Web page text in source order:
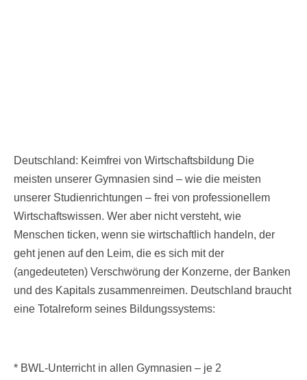
Deutschland: Keimfrei von Wirtschaftsbildung Die
meisten unserer Gymnasien sind – wie die meisten
unserer Studienrichtungen – frei von professionellem
Wirtschaftswissen. Wer aber nicht versteht, wie
Menschen ticken, wenn sie wirtschaftlich handeln, der
geht jenen auf den Leim, die es sich mit der
(angedeuteten) Verschwörung der Konzerne, der Banken
und des Kapitals zusammenreimen. Deutschland braucht
eine Totalreform seines Bildungssystems:
* BWL-Unterricht in allen Gymnasien – je 2